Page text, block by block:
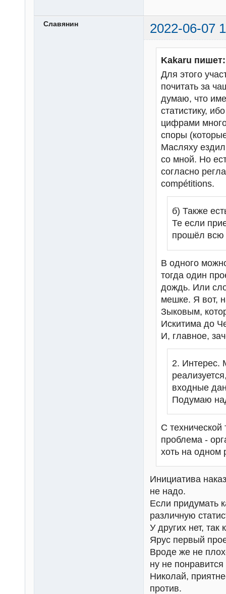
Славянин 2022-06-07
Kakaru пишет:
Для этого
почитать за
думаю, что
статистику,
цифрами
споры
Масляху
со мной. Но
согласно
compétitions.
б) Также
Те если
прошёл всю
В одного
тогда один
дождь. Или
мешке. Я вот,
Зыковым,
Искитима до
И, главное,
2. Интерес.
входные
Подумаю
С технической
проблема -
хоть на одном
Инициатива
не надо.
Если придумать
различную
У других нет, так
Ярус первый
Вроде же не
ну не
Николай,
против.